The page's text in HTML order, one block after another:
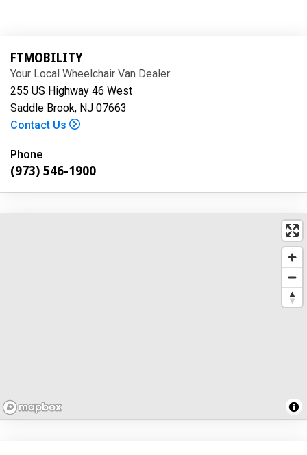
FTMOBILITY
Your Local Wheelchair Van Dealer:
255 US Highway 46 West
Saddle Brook, NJ 07663
Contact Us
Phone
(973) 546-1900